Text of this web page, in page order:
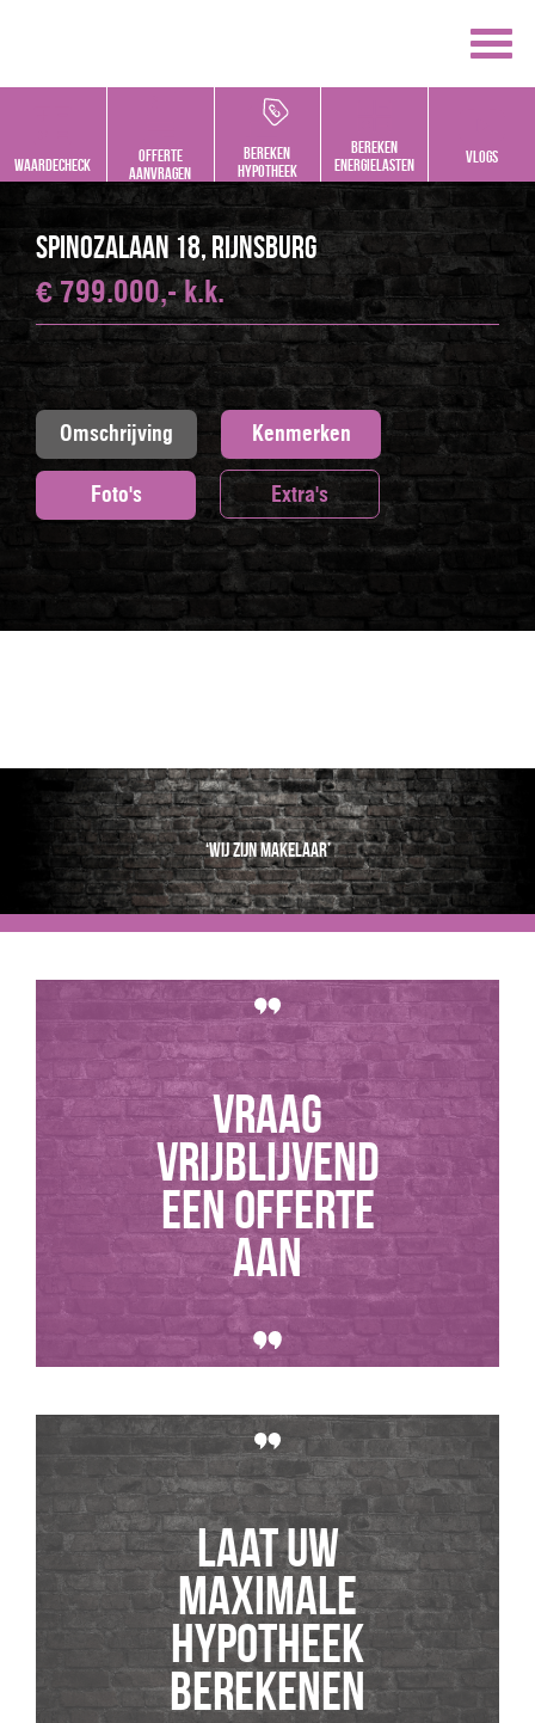
Spinozalaan 18, RIJNSBURG
€ 799.000,- k.k.
Omschrijving Kenmerken
Foto's Extra's
‘Wij zijn makelaar’
Vraag
vrijblijvend
een offerte
aan
Laat uw
maximale
hypotheek
berekenen
Waardecheck
offerte
aanvragen
bereken
hypotheek
Bereken
energielasten
vlogs